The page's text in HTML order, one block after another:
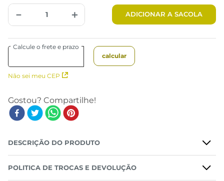
＋
－ ADICIONAR A SACOLA
Não sei meu CEP
DESCRIÇÃO DO PRODUTO
POLITICA DE TROCAS E DEVOLUÇÃO